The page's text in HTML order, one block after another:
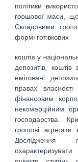
політики
грошової маси,
Складовими
формі готівкових
коштів у
депозитів,
емітовані
правах
фінансовим
некомерційним
господарства.
грошові агрегати
Дослідження